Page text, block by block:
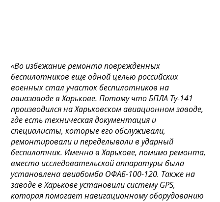
«Во избежание ремонта поврежденных
беспилотников еще одной целью российских
военных стал участок беспилотников на
авиазаводе в Харькове. Потому что БПЛА Ту-141
производился на Харьковском авиационном заводе,
где есть техническая документация и
специалисты, которые его обслуживали,
ремонтировали и переделывали в ударный
беспилотник. Именно в Харькове, помимо ремонта,
вместо исследовательской аппаратуры была
установлена авиабомба ОФАБ-100-120. Также на
заводе в Харькове установили систему GPS,
которая помогает навигационному оборудованию